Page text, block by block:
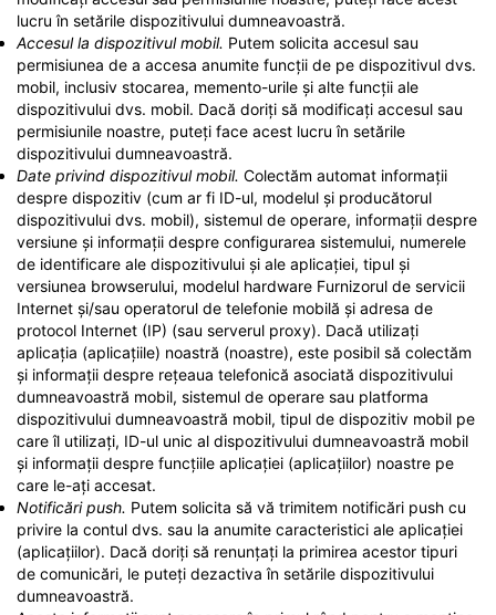
lucru în setările dispozitivului dumneavoastră.
Accesul la dispozitivul mobil. Putem solicita accesul sau
permisiunea de a accesa anumite funcții de pe dispozitivul dvs.
mobil, inclusiv stocarea, memento-urile și alte funcții ale
dispozitivului dvs. mobil. Dacă doriți să modificați accesul sau
permisiunile noastre, puteți face acest lucru în setările
dispozitivului dumneavoastră.
Date privind dispozitivul mobil. Colectăm automat informații
despre dispozitiv (cum ar fi ID-ul, modelul și producătorul
dispozitivului dvs. mobil), sistemul de operare, informații despre
versiune și informații despre configurarea sistemului, numerele
de identificare ale dispozitivului și ale aplicației, tipul și
versiunea browserului, modelul hardware Furnizorul de servicii
Internet și/sau operatorul de telefonie mobilă și adresa de
protocol Internet (IP) (sau serverul proxy). Dacă utilizați
aplicația (aplicațiile) noastră (noastre), este posibil să colectăm
și informații despre rețeaua telefonică asociată dispozitivului
dumneavoastră mobil, sistemul de operare sau platforma
dispozitivului dumneavoastră mobil, tipul de dispozitiv mobil pe
care îl utilizați, ID-ul unic al dispozitivului dumneavoastră mobil
și informații despre funcțiile aplicației (aplicațiilor) noastre pe
care le-ați accesat.
Notificări push. Putem solicita să vă trimitem notificări push cu
privire la contul dvs. sau la anumite caracteristici ale aplicației
(aplicațiilor). Dacă doriți să renunțați la primirea acestor tipuri
de comunicări, le puteți dezactiva în setările dispozitivului
dumneavoastră.